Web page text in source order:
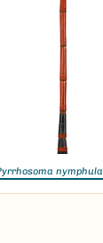
nymphula